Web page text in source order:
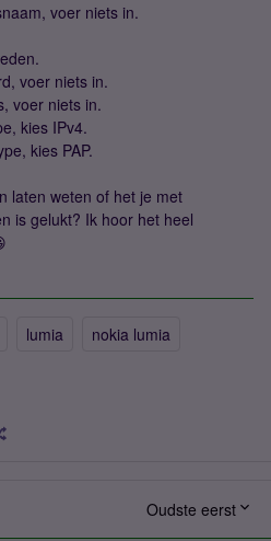
voer niets in.
voer niets in.
voer niets in.
kies IPv4.
kies PAP.
laten weten of het je met
is gelukt? Ik hoor het heel
lumia
nokia lumia
Oudste eerst